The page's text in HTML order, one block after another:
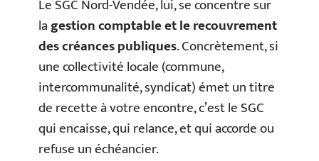
Le SGC Nord-Vendée, lui, se concentre sur
lagestion comptable et le recouvrement
des créances publiques. Concrètement, si
une collectivité locale (commune,
intercommunalité, syndicat) émet un titre
de recette à votre encontre, c’est le SGC
qui encaisse, qui relance, et qui accorde ou
refuse un échéancier.